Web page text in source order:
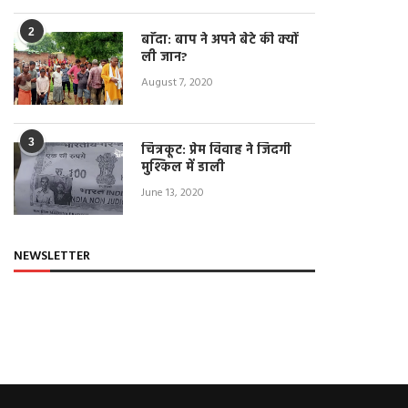
2
बाँदा: बाप ने अपने बेटे की क्यों
ली जान?
August 7, 2020
3
चित्रकूट: प्रेम विवाह ने जिंदगी
मुश्किल में डाली
June 13, 2020
NEWSLETTER